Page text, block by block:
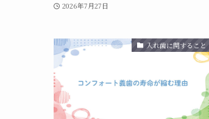
2026年7月27日
入れ歯に関すること